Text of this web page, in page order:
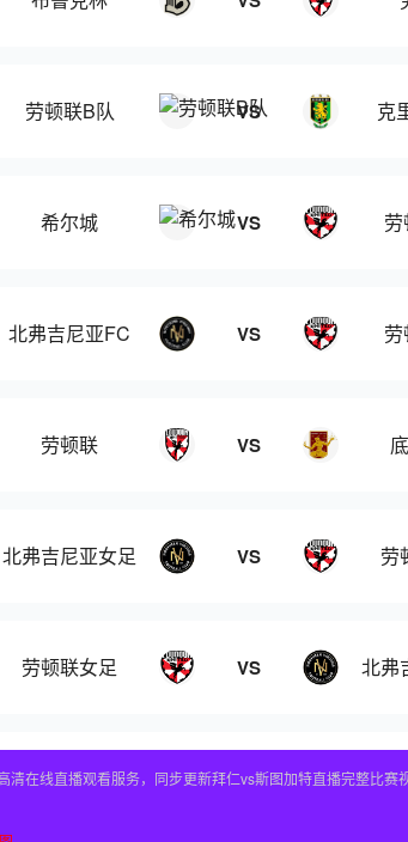
劳顿联B队 VS 克
希尔城 VS
北弗吉尼亚FC VS
劳顿联 VS
北弗吉尼亚女足 VS 劳
劳顿联女足 VS 北弗
清在线直播观看服务，同步更新拜仁vs斯图加特直播完整比